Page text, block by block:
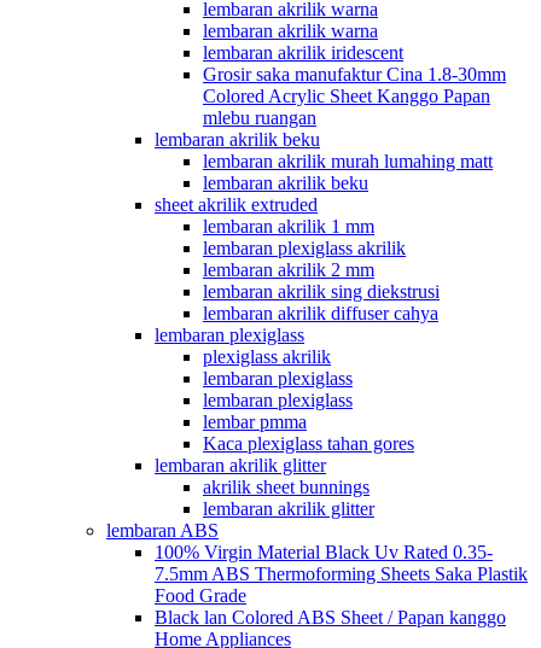
lembaran akrilik warna
lembaran akrilik warna
lembaran akrilik iridescent
Grosir saka manufaktur Cina 1.8-30mm
Colored Acrylic Sheet Kanggo Papan
mlebu ruangan
lembaran akrilik beku
lembaran akrilik murah lumahing matt
lembaran akrilik beku
sheet akrilik extruded
lembaran akrilik 1 mm
lembaran plexiglass akrilik
lembaran akrilik 2 mm
lembaran akrilik sing diekstrusi
lembaran akrilik diffuser cahya
lembaran plexiglass
plexiglass akrilik
lembaran plexiglass
lembaran plexiglass
lembar pmma
Kaca plexiglass tahan gores
lembaran akrilik glitter
akrilik sheet bunnings
lembaran akrilik glitter
lembaran ABS
100% Virgin Material Black Uv Rated 0.35-
7.5mm ABS Thermoforming Sheets Saka Plastik
Food Grade
Black lan Colored ABS Sheet / Papan kanggo
Home Appliances